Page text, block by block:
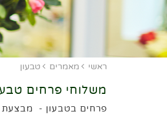
ראשי מאמרים טבעון
משלוחי פרחים
פרחים בטבעון - מבצעת